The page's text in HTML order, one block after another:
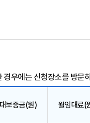
우에는 신청장소를 방문
보증금(원) 월임대료(